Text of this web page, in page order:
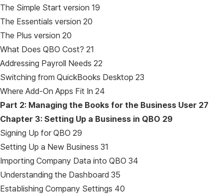
The Simple Start version 19
The Essentials version 20
The Plus version 20
What Does QBO Cost? 21
Addressing Payroll Needs 22
Switching from QuickBooks Desktop 23
Where Add-On Apps Fit In 24
Part 2: Managing the Books for the Business User 27
Chapter 3: Setting Up a Business in QBO 29
Signing Up for QBO 29
Setting Up a New Business 31
Importing Company Data into QBO 34
Understanding the Dashboard 35
Establishing Company Settings 40